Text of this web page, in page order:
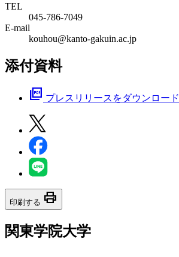
TEL
045-786-7049
E-mail
kouhou@kanto-gakuin.ac.jp
添付資料
picture_as_pdf プレスリリースをダウンロード
印刷する print
関東学院大学